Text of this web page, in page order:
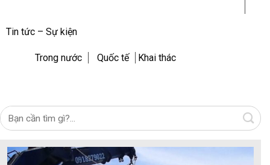
Tin tức – Sự kiện
Trong nước Quốc tế Khai thác